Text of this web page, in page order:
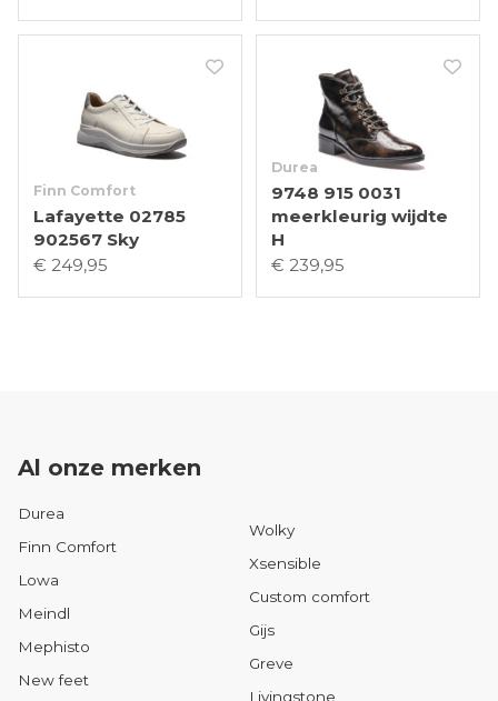
Finn Comfort
Lafayette 02785
902567 Sky
€ 249,95
Durea
9748 915 0031
meerkleurig wijdte
H
€ 239,95
Al onze merken
Durea
Finn Comfort
Lowa
Meindl
Mephisto
New feet
Wolky
Xsensible
Custom comfort
Gijs
Greve
Livingstone